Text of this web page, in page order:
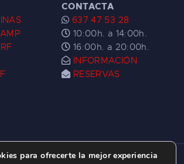
CONTACTA
637 47 53 28
10:00h. a 14:00h.
16:00h. a 20:00h.
INFORMACIÓN
RESERVAS
para ofrecerte la mejor experiencia